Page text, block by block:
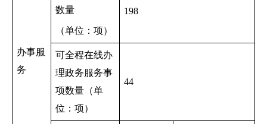
办事服
务
数量
（单位：项）
198
可全程在线办
理政务服务事
项数量（单
位：项）
44